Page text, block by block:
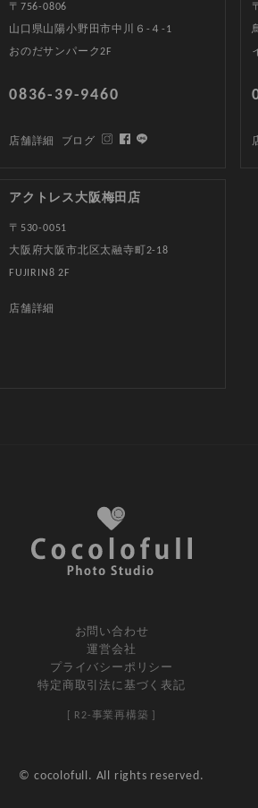
〒756-0806
山口県山陽小野田市中川６-４-1
おのだサンパーク2F
0836-39-9460
店舗詳細 ブログ
アクトレス大阪梅田店
〒530-0051
大阪府大阪市北区太融寺町2-18
FUJIRIN8 2F
店舗詳細
お問い合わせ
運営会社
プライバシーポリシー
特定商取引法に基づく表記
[ R2-事業再構築 ]
© cocolofull. All rights reserved.